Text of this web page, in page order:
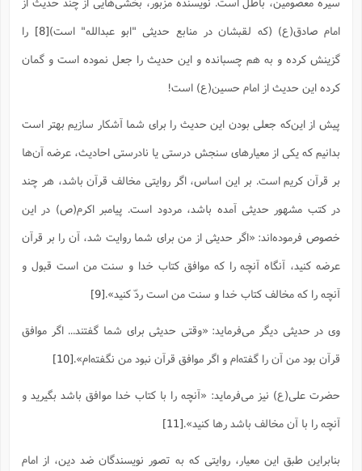
امام صادق(ع) (که لقبشان در منابع حدیثی "ابو عبدالله" است)[8]
را
گزینش کرده و به هم چسبانده و این حدیث را جعل نموده است و گمان
کرده این حدیث از امام حسین(ع) است!
پیش از این‌که جعلی بودن این حدیث را برای شما آشکار سازیم بهتر است
بدانیم که یکی از معیارهای سنجش درستی یا نادرستی احادیث، عرضه آن‌ها
بر قرآن کریم است. بر این اساس، اگر روایتی مخالف قرآن باشد، هر چند
در کتب مشهور حدیثی آمده باشد، مردود است. پیامبر اکرم(ص) در این
خصوص فرموده‌اند: «اگر حدیثى از من براى شما روایت شد، آن را بر قرآن
عرضه کنید، آنگاه آنچه را که موافق کتاب خدا و سنت من است قبول و
آنچه را که مخالف کتاب خدا و سنت من است ردّ کنید».‌[9]
وی در حدیثی دیگر می‌فرماید: «وقتی حدیثی برای شما گفتند... اگر موافق
قرآن بود من آن را گفته‌ام و اگر موافق قرآن نبود من نگفته‌ام‌».[10]
حضرت علی(ع) نیز می‌فرماید: «آنچه را با کتاب خدا موافق باشد بگیرید و
آنچه را با آن مخالف باشد رها کنید».[11]
بنابراین طبق این معیار، روایتی که به تصور نویسندگان ضد دین، از امام